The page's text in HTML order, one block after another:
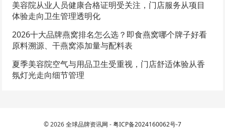
美容院从业人员健康合格证明受关注，门店服务从项目
体验走向卫生管理透明化
2026十大品牌燕窝排名怎么选？即食燕窝哪个牌子好看
原料溯源、干燕窝添加量与配料表
夏季美容院空气与用品卫生受重视，门店舒适体验从香
氛灯光走向细节管理
© 2026全球品牌资讯网 -粤ICP备2024160062号-7